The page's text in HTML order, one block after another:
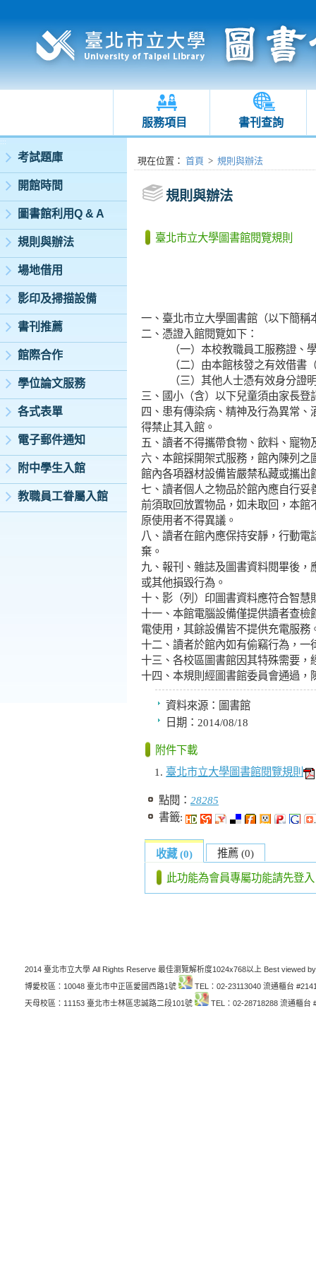
服務項目 書刊查詢
:::
考試題庫
開館時間
圖書館利用Q & A
規則與辦法
場地借用
影印及掃描設備
書刊推薦
館際合作
學位論文服務
各式表單
電子郵件通知
附中學生入館
教職員工眷屬入館
:::現在位置 ： 首頁 > 規則與辦法
規則與辦法
臺北市立大學圖書館閱覽規則
一、臺北市立大學圖書館（以下簡
二、憑證入館閱覽如下：
（一）本校教職員工服務證、
（二）由本館核發之有效借書
（三）其他人士憑有效身分證
三、國小（含）以下兒童須由家長登
四、患有傳染病、精神及行為異常
得禁止其入館。
五、讀者不得攜帶食物、飲料、寵
六、本館採開架式服務，館內陳列
館內各項器材設備皆嚴禁私藏或攜出
七、讀者個人之物品於館內應自行
前須取回放置物品，如未取回，本
原使用者不得異議。
八、讀者在館內應保持安靜，行動
棄。
九、報刊、雜誌及圖書資料閱畢後
或其他損毀行為。
十、影（列）印圖書資料應符合智
十一、本館電腦設備僅提供讀者查
電使用，其餘設備皆不提供充電服務
十二、讀者於館內如有偷竊行為，一
十三、各校區圖書館因其特殊需要
十四、本規則經圖書館委員會通過，
資料來源： 圖書館
日期： 2014/08/18
附件下載
臺北市立大學圖書館閱覽規則
點閱： 28285
書籤:
收藏 (0) 推薦 (0)
此功能為會員專屬功能請先登入
2014 臺北市立大學 All Rights Reserve 最佳瀏覽解析度1024x768以上 Best viewed
博愛校區：10048 臺北市中正區愛國西路1號
TEL：02-23113040 流通櫃台
天母校區：11153 臺北市士林區忠誠路二段101號
TEL：02-28718288 流通櫃台